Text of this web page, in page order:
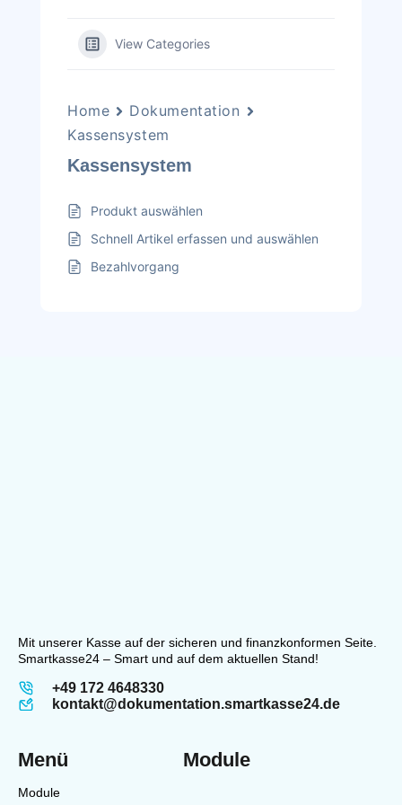
View Categories
Home
Dokumentation
Kassensystem
Kassensystem
Produkt auswählen
Schnell Artikel erfassen und auswählen
Bezahlvorgang
Mit unserer Kasse auf der sicheren und finanzkonformen Seite.
Smartkasse24 – Smart und auf dem aktuellen Stand!
+49 172 4648330
kontakt@dokumentation.smartkasse24.de
Menü
Module
Module